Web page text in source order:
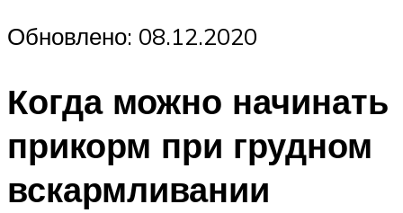
Обновлено: 08.12.2020
Когда можно начинать
прикорм при грудном
вскармливании